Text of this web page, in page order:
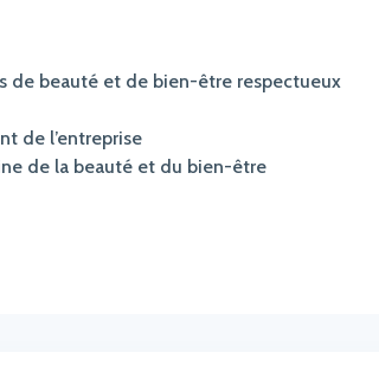
de beauté et de bien-être respectueux
de l’entreprise
de la beauté et du bien-être